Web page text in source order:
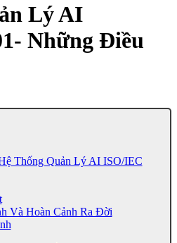
Lý AI
Những Điều
Thống Quản Lý AI ISO/IEC
Và Hoàn Cảnh Ra Đời